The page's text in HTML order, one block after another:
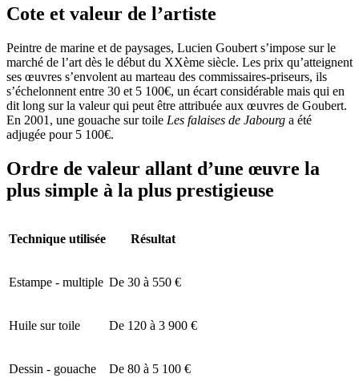
Cote et valeur de l’artiste
Peintre de marine et de paysages, Lucien Goubert s’impose sur le
marché de l’art dès le début du XXème siècle. Les prix qu’atteignent
ses œuvres s’envolent au marteau des commissaires-priseurs, ils
s’échelonnent entre 30 et 5 100€, un écart considérable mais qui en
dit long sur la valeur qui peut être attribuée aux œuvres de Goubert.
En 2001, une gouache sur toile Les falaises de Jabourg a été
adjugée pour 5 100€.
Ordre de valeur allant d’une œuvre la
plus simple à la plus prestigieuse
Technique utilisée Résultat
Estampe - multiple De 30 à 550 €
Huile sur toile De 120 à 3 900 €
Dessin - gouache De 80 à 5 100 €